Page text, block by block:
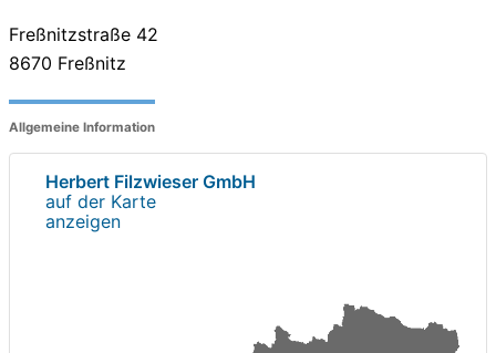
Freßnitzstraße 42
8670 Freßnitz
Allgemeine Information
Herbert Filzwieser GmbH
auf der Karte
anzeigen